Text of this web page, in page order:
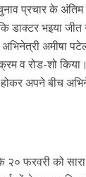
प्रचार के अंतिम
डाक्टर भइया
अमीषा
व रोड-शो
होकर अपने बीच
फरवरी को